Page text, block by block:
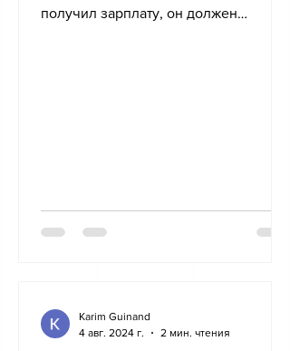
получил зарплату, он должен
Karim Guinand
4 авг. 2024 г.
2 мин. чтения